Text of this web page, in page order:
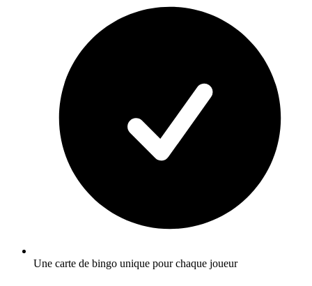
Une carte de bingo unique pour chaque joueur